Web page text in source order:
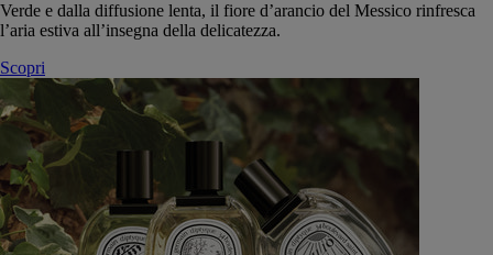
Verde e dalla diffusione lenta, il fiore d’arancio del Messico rinfresca
l’aria estiva all’insegna della delicatezza.
Scopri